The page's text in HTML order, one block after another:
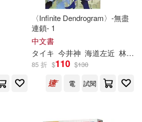
長田佳子(2)
麻宮しま(2)
光文社(1)
局(1)
〈Infinite Dendrogram〉-無盡
連鎖- 1
中文書
タイキ 今井神 海道左近 林志昌
85 折 $110 $130
電
試閱